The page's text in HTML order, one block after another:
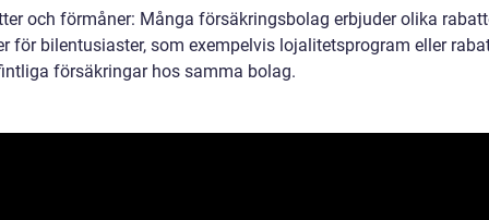
och förmåner: Många försäkringsbolag erbjuder olika
för bilentusiaster, som exempelvis lojalitetsprogram eller
försäkringar hos samma bolag.